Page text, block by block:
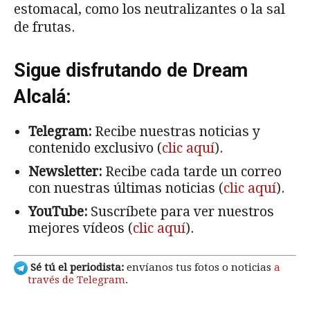
estomacal, como los neutralizantes o la sal
de frutas.
Sigue disfrutando de Dream
Alcalá:
Telegram: Recibe nuestras noticias y
contenido exclusivo (clic aquí).
Newsletter: Recibe cada tarde un correo
con nuestras últimas noticias (clic aquí).
YouTube: Suscríbete para ver nuestros
mejores vídeos (clic aquí).
Sé tú el periodista: envíanos tus fotos o noticias a
través de Telegram.